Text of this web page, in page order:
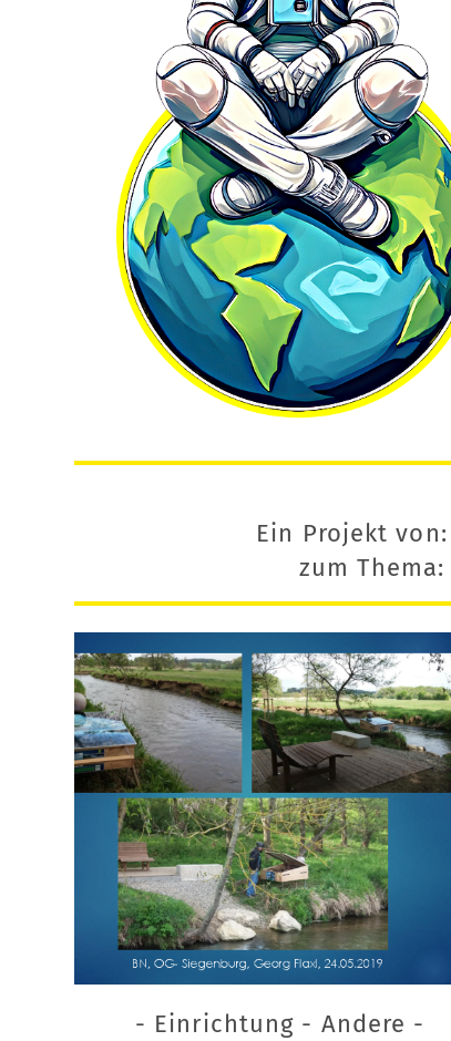
Ein Projekt von:
zum Thema:
- Einrichtung - Andere -